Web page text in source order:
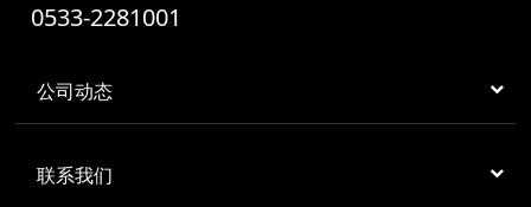
0533-2281001
公司动态
联系我们